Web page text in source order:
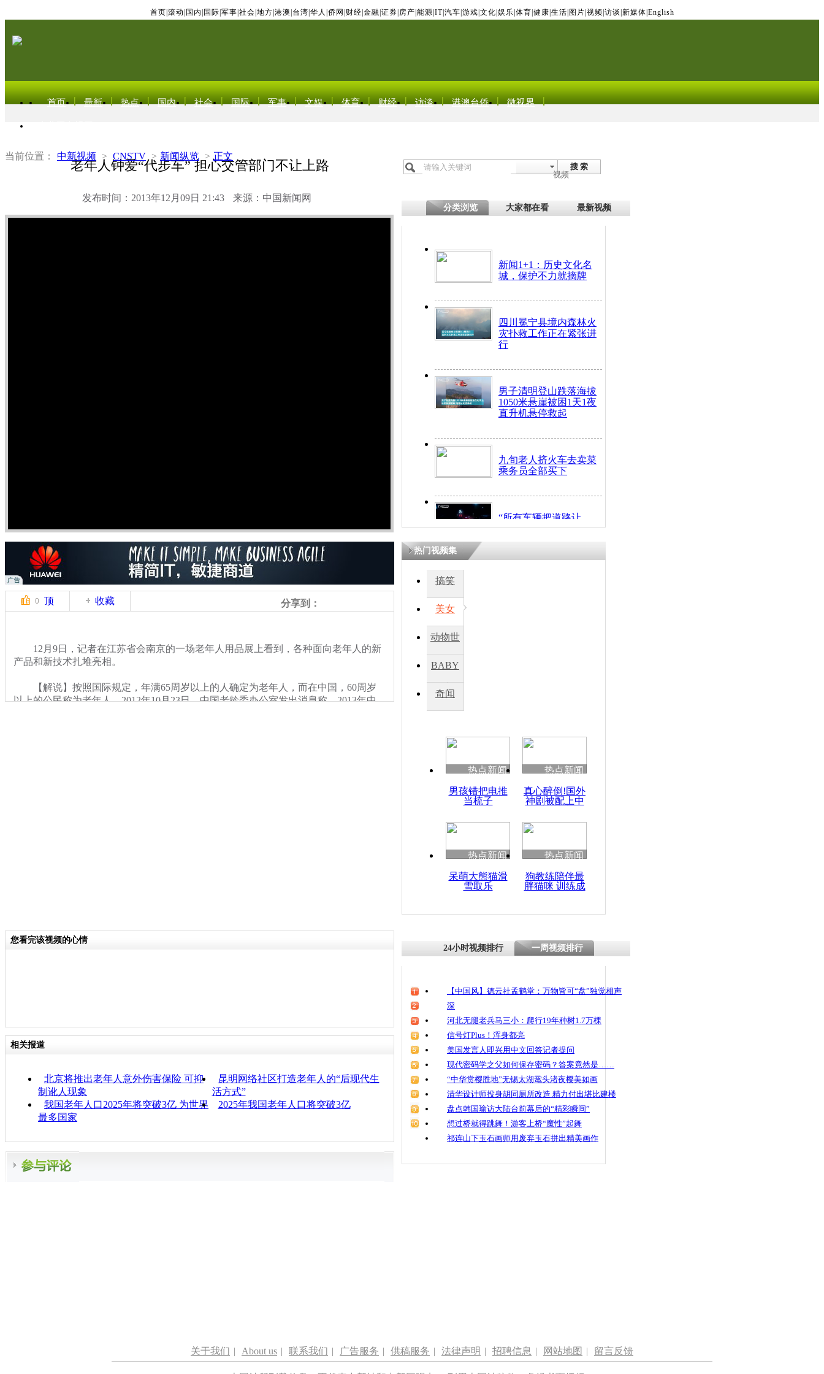
首页 滚动 国内 国际 军事 社会 地方 港澳 台湾 华人 侨网 财经 金融 证券 房产 能源 IT| 汽车 游戏 文化 娱乐 体育 健康 生活 图片 视频 访谈 新媒体 English
首页 最新 热点 国内 社会 国际 军事 文娱 体育 财经 访谈 港澳台侨 微视界
当前位置： 中新视频 > CNSTV > 新闻纵览 > 正文
老年人钟爱“代步车” 担心交管部门不让上路
发布时间：2013年12月09日 21:43 来源：中国新闻网
搜 索
视频
分类浏览 大家都在看 最新视频
新闻1+1：历史文化名
城，保护不力就摘牌
四川冕宁县境内森林火
灾扑救工作正在紧张进
行
男子清明登山跌落海拔
1050米悬崖被困1天1夜
直升机悬停救起
九旬老人挤火车去卖菜
乘务员全部买下
“所有车辆把道路让
开！”儿童突发疾病交
因
度苗族花山节
魂
0 顶 收藏 分享到：
12月9日，记者在江苏省会南京的一场老年人用品展上看到，各种面向老年人的新
产品和新技术扎堆亮相。
【解说】按照国际规定，年满65周岁以上的人确定为老年人，而在中国，60周岁
以上的公民称为老年人。2012年10月23日，中国老龄委办公室发出消息称，2013年中
热门视频集
搞笑
美女
动物世
BABY
秀
奇闻
热点新闻
男孩错把电推
当梳子
热点新闻
真心醉倒!国外
神剧被配上中
热点新闻
呆萌大熊猫滑
雪取乐
热点新闻
狗教练陪伴最
胖猫咪 训练成
您看完该视频的心情
相关报道
北京将推出老年人意外伤害保险 可抑
制讹人现象
昆明网络社区打造老年人的“后现代生
活方式”
我国老年人口2025年将突破3亿 为世界
最多国家
2025年我国老年人口将突破3亿
24小时视频排行 一周视频排行
【中国风】德云社孟鹤堂：万物皆可“盘”独觉相声
深
河北无腿老兵马三小：爬行19年种树1.7万棵
信号灯Plus！浑身都亮
美国发言人即兴用中文回答记者提问
现代密码学之父如何保存密码？答案竟然是……
“中华赏樱胜地”无锡太湖鼋头渚夜樱美如画
清华设计师投身胡同厕所改造 精力付出堪比建楼
盘点韩国瑜访大陆台前幕后的“精彩瞬间”
想过桥就得跳舞！游客上桥“魔性”起舞
祁连山下玉石画师用废弃玉石拼出精美画作
关于我们 | About us | 联系我们 | 广告服务 | 供稿服务 | 法律声明 | 招聘信息 | 网站地图 | 留言反馈